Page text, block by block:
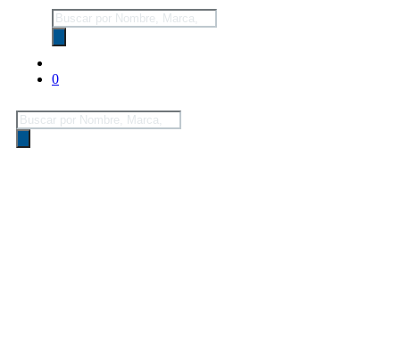
Búsqueda
de
productos
0
Búsqueda
de
productos